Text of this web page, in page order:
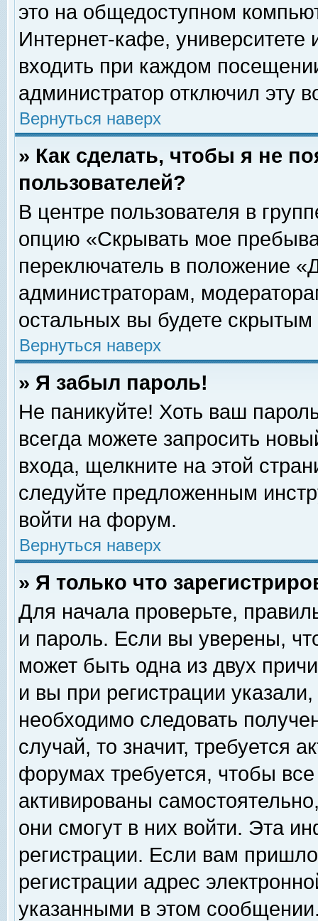
это на общедоступном
Интернет-кафе, университете
входить при каждом
администратор отключил эту
Вернуться наверх
» Как сделать, чтобы я не
пользователей?
В центре пользователя в
опцию «Скрывать мое
переключатель в положение
администраторам,
остальных вы будете скрытым
Вернуться наверх
» Я забыл пароль!
Не паникуйте! Хоть ваш
всегда можете запросить
входа, щелкните на этой
следуйте предложенным
войти на форум.
Вернуться наверх
» Я только что
Для начала проверьте,
и пароль. Если вы уверены,
может быть одна из двух
и вы при регистрации
необходимо следовать
случай, то значит, требуется
форумах требуется, чтобы
активированы
они смогут в них войти. Эта
регистрации. Если вам
регистрации адрес
указанными в этом